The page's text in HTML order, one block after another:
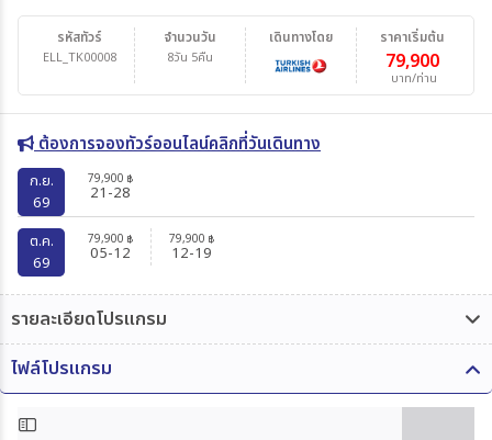
รหัสทัวร์
ELL_TK00008
จำนวนวัน
8วัน 5คืน
ราคาเริ่มต้น
79,900
บาท/ท่าน
เดินทางโดย
ต้องการจองทัวร์ออนไลน์คลิกที่วันเดินทาง
ก.ย.
69
79,900 ฿
21-28
ต.ค.
69
79,900 ฿
05-12
79,900 ฿
12-19
รายละเอียดโปรแกรม
ไฟล์โปรแกรม